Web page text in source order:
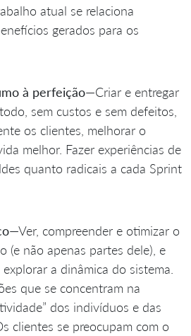
atual se relaciona
gerados para os
à perfeição—Criar e entregar
sem custos e sem defeitos,
os clientes, melhorar o
melhor. Fazer experiências de
quanto radicais a cada Sprint
—Ver, compreender e otimizar o
(e não apenas partes dele), e
a dinâmica do sistema.
que se concentram na
dos indivíduos e das
clientes se preocupam com o